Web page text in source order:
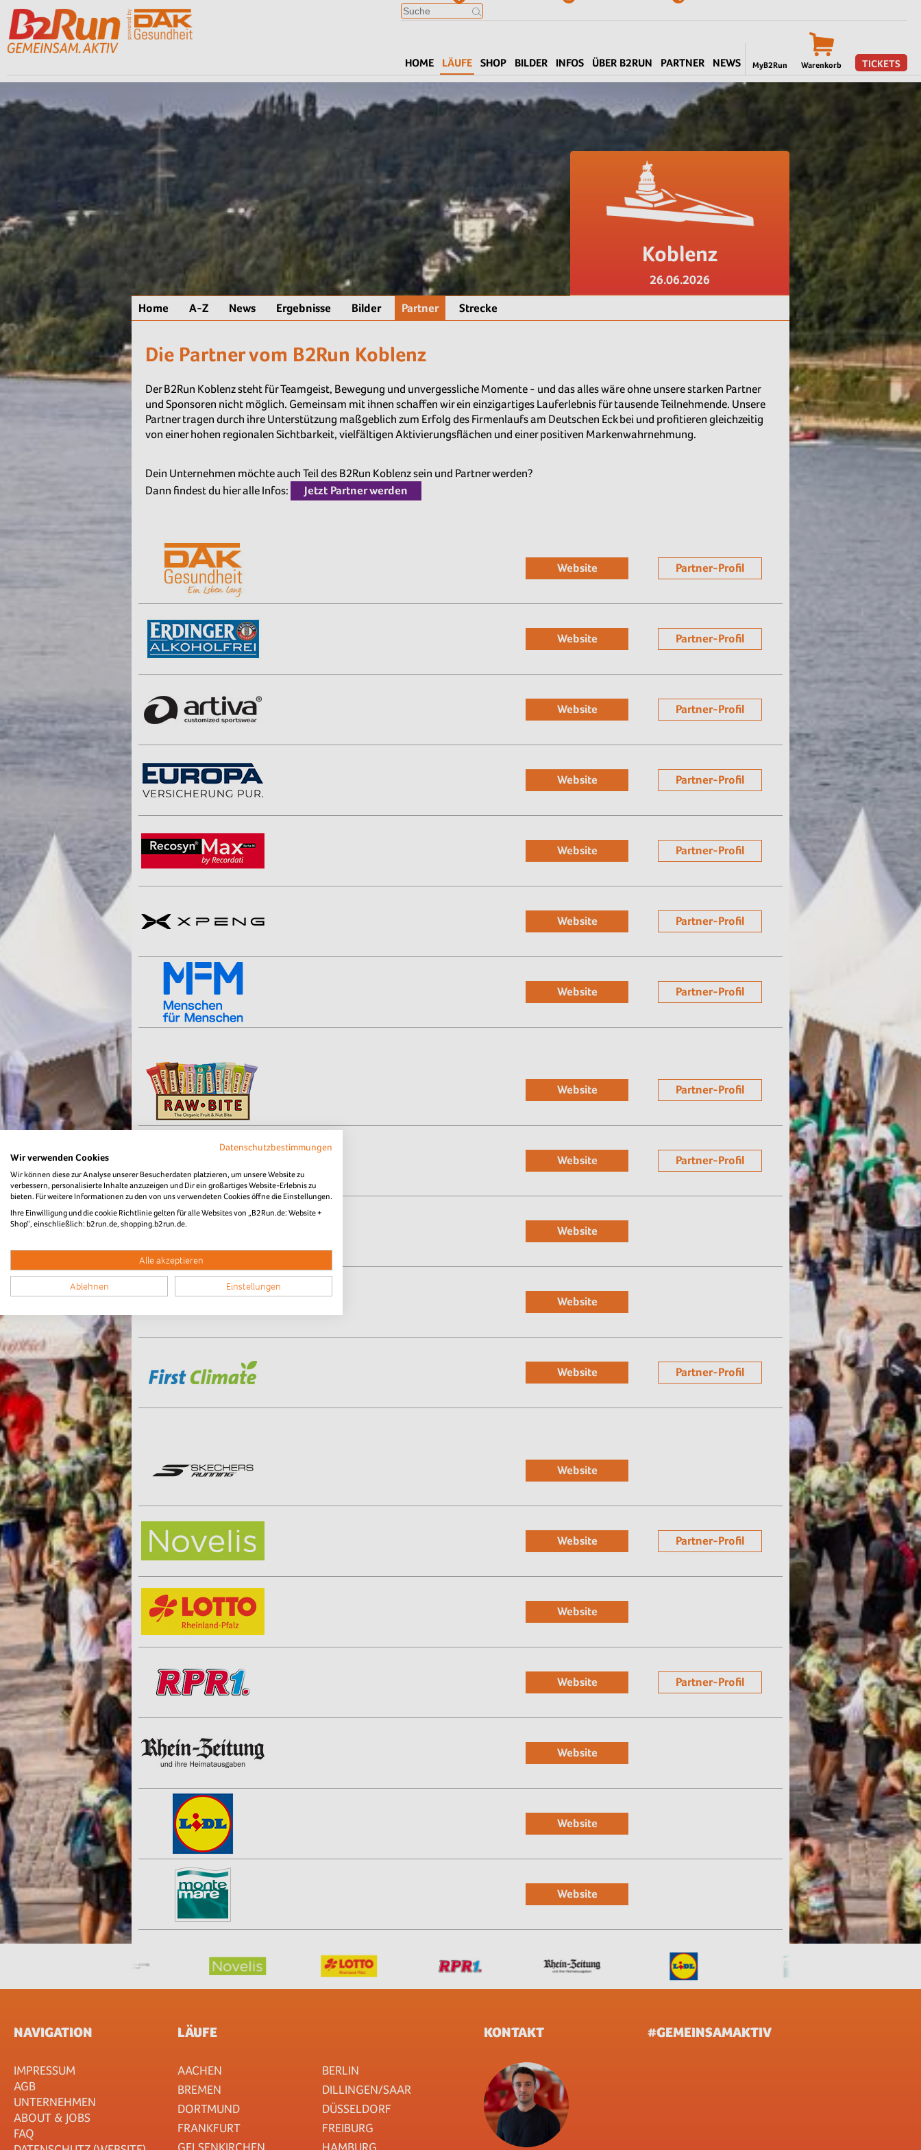
MyB2Run Warenkorb TICKETS
HOME LÄUFE SHOP BILDER INFOS ÜBER B2RUN PARTNER NEWS
Koblenz
26.06.2026
Home A-Z News Ergebnisse Bilder Partner Strecke
Die Partner vom B2Run Koblenz
Der B2Run Koblenz steht für Teamgeist, Bewegung und unvergessliche Momente - und das alles wäre ohne unsere starken Partner
und Sponsoren nicht möglich. Gemeinsam mit ihnen schaffen wir ein einzigartiges Lauferlebnis für tausende Teilnehmende. Unsere
Partner tragen durch ihre Unterstützung maßgeblich zum Erfolg des Firmenlaufs am Deutschen Eck bei und profitieren gleichzeitig
von einer hohen regionalen Sichtbarkeit, vielfältigen Aktivierungsflächen und einer positiven Markenwahrnehmung.
Dein Unternehmen möchte auch Teil des B2Run Koblenz sein und Partner werden?
Dann findest du hier alle Infos:
Jetzt Partner werden
Website Partner-Profil
Website Partner-Profil
Website Partner-Profil
Website Partner-Profil
Website Partner-Profil
Website Partner-Profil
Website Partner-Profil
Website Partner-Profil
Website Partner-Profil
Website
Website
Website Partner-Profil
Website
Website Partner-Profil
Website
Website Partner-Profil
Website
Website
Website
NAVIGATION
IMPRESSUM
AGB
UNTERNEHMEN
ABOUT & JOBS
FAQ
LÄUFE
AACHEN
BERLIN
BREMEN
DILLINGEN/SAAR
DORTMUND
DÜSSELDORF
FRANKFURT
FREIBURG
GELSENKIRCHEN
HAMBURG
KONTAKT #GEMEINSAMAKTIV
Datenschutzbestimmungen
Wir verwenden Cookies
Wir können diese zur Analyse unserer Besucherdaten platzieren, um unsere Website zu
verbessern, personalisierte Inhalte anzuzeigen und Dir ein großartiges Website-Erlebnis zu
bieten. Für weitere Informationen zu den von uns verwendeten Cookies öffne die Einstellungen.
Ihre Einwilligung und die cookie Richtlinie gelten für alle Websites von „B2Run.de: Website +
Shop“, einschließlich: b2run.de, shopping.b2run.de.
Alle akzeptieren
Ablehnen Einstellungen